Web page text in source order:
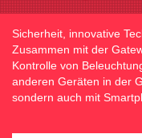
Sicherheit, innovative
Zusammen mit der
Kontrolle von
anderen Geräten in der
sondern auch mit